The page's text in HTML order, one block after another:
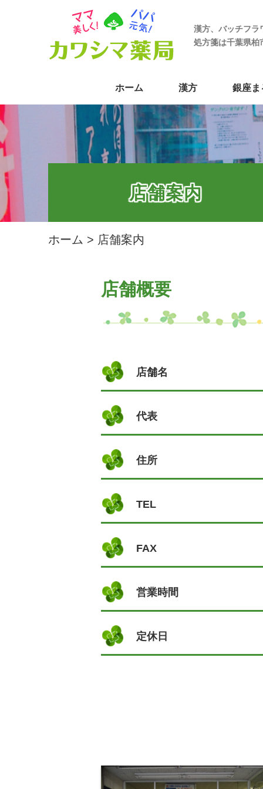
漢方、バッチフラ
処方箋は千葉県柏
ホーム 漢方 銀座ま
店舗案内
ホーム > 店舗案内
店舗概要
店舗名
代表
住所
TEL
FAX
営業時間
定休日